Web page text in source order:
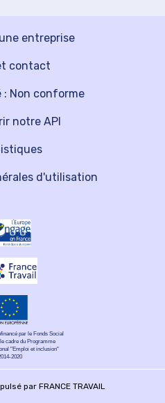
entreprise
notre API
contact
: Non conforme
d'utilisation
par le Fonds Social
cadre du Programme
"Emploi et inclusion"
2020
par FRANCE TRAVAIL